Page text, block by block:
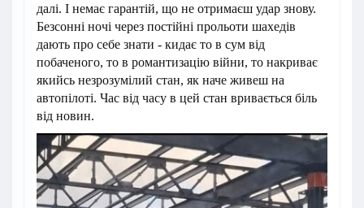
далі. І немає гарантій, що не отримаєш удар знову.
Безсонні ночі через постійні прольоти шахедів
дають про себе знати - кидає то в сум від
побаченого, то в романтизацію війни, то накриває
якийсь незрозумілий стан, як наче живеш на
автопілоті. Час від часу в цей стан вривається біль
від новин.